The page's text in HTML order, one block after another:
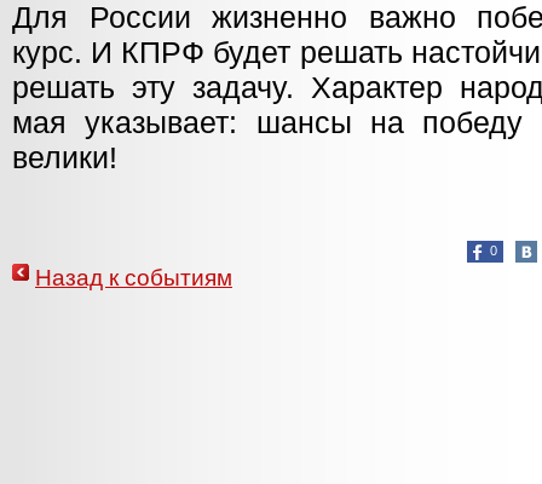
Для России жизненно важно
курс. И КПРФ будет решать
решать эту задачу. Характер
мая указывает: шансы на победу
велики!
0
Назад к событиям